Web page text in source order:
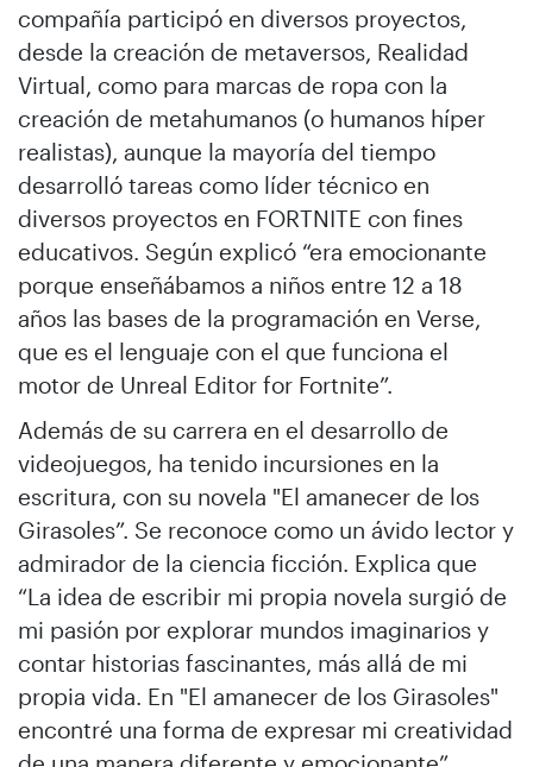
compañía participó en diversos proyectos,
desde la creación de metaversos, Realidad
Virtual, como para marcas de ropa con la
creación de metahumanos (o humanos híper
realistas), aunque la mayoría del tiempo
desarrolló tareas como líder técnico en
diversos proyectos en FORTNITE con fines
educativos. Según explicó “era emocionante
porque enseñábamos a niños entre 12 a 18
años las bases de la programación en Verse,
que es el lenguaje con el que funciona el
motor de Unreal Editor for Fortnite”.
Además de su carrera en el desarrollo de
videojuegos, ha tenido incursiones en la
escritura, con su novela "El amanecer de los
Girasoles”. Se reconoce como un ávido lector y
admirador de la ciencia ficción. Explica que
“La idea de escribir mi propia novela surgió de
mi pasión por explorar mundos imaginarios y
contar historias fascinantes, más allá de mi
propia vida. En "El amanecer de los Girasoles"
encontré una forma de expresar mi creatividad